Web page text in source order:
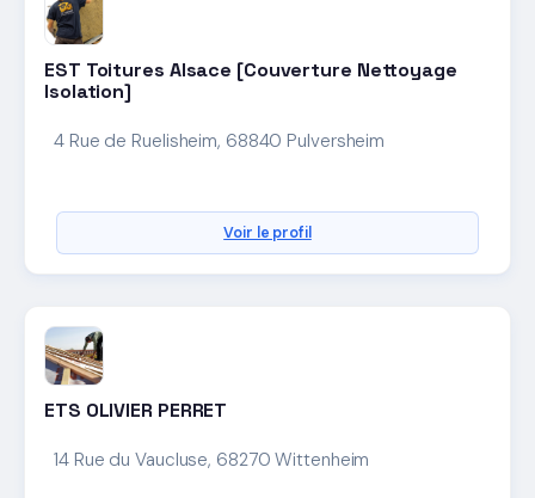
EST Toitures Alsace [Couverture Nettoyage
Isolation]
4 Rue de Ruelisheim, 68840 Pulversheim
Voir le profil
ETS OLIVIER PERRET
14 Rue du Vaucluse, 68270 Wittenheim